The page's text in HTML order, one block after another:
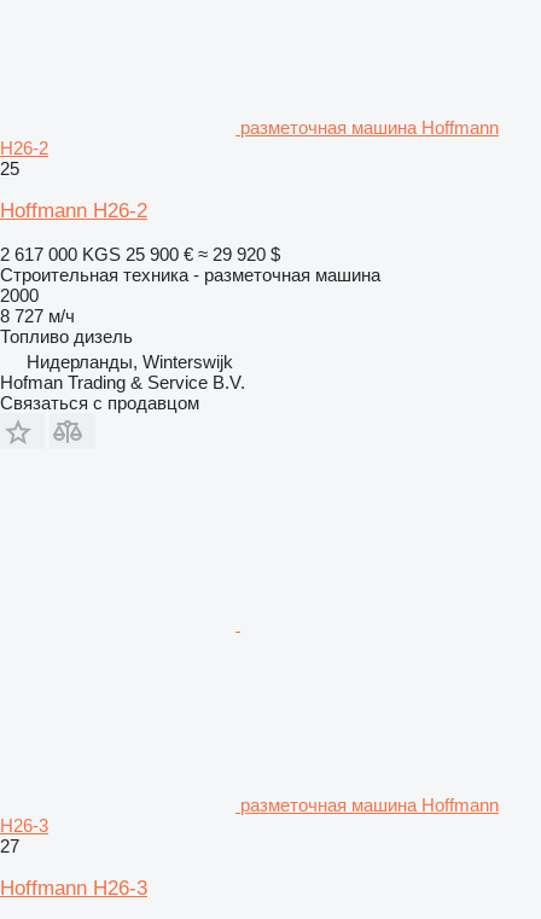
разметочная машина Hoffmann
H26-2
25
Hoffmann H26-2
2 617 000 KGS 25 900 € ≈ 29 920 $
Строительная техника - разметочная машина
2000
8 727 м/ч
Топливо дизель
Нидерланды, Winterswijk
Hofman Trading & Service B.V.
Связаться с продавцом
разметочная машина Hoffmann
H26-3
27
Hoffmann H26-3